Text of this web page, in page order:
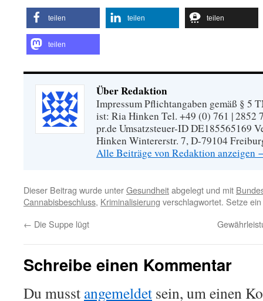
teilen teilen teilen
teilen
Über Redaktion
Impressum Pflichtangaben gemäß § 5
ist: Ria Hinken Tel. +49 (0) 761 | 2852
pr.de Umsatzsteuer-ID DE185565169
Hinken Wintererstr. 7, D-79104
Alle Beiträge von Redaktion anzeigen
Dieser Beitrag wurde unterGesundheitabgelegt und mit
Cannabisbeschluss, Kriminalisierung verschlagwortet. Setze
← Die Suppe lügt
Schreibe einen Kommentar
Du musst angemeldet sein, um einen